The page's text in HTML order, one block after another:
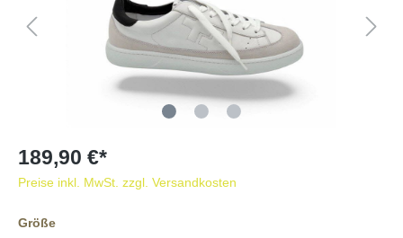
189,90 €*
Preise inkl. MwSt. zzgl. Versandkosten
Größe